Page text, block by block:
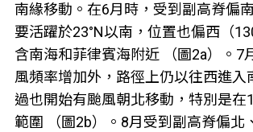
南緣移動。在6月時，受到副高脊偏
要活躍於23°N以南，位置也偏西（
含南海和菲律賓海附近 （圖2a）。7
風頻率增加外，路徑上仍以往西進入
過也開始有颱風朝北移動，特別是在
範圍 （圖2b）。8月受到副高脊偏北